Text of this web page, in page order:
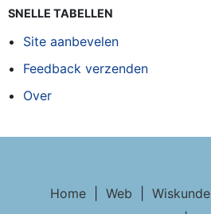
SNELLE TABELLEN
Site aanbevelen
Feedback verzenden
Over
Home Web Wiskunde